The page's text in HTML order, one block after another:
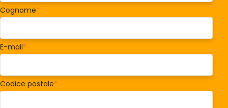
Cognome*
E-mail*
Codice postale*